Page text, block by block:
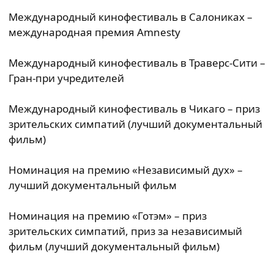
Международный кинофестиваль в Салониках –
международная премия Amnesty
Международный кинофестиваль в Траверс-Сити –
Гран-при учредителей
Международный кинофестиваль в Чикаго – приз
зрительских симпатий (лучший документальный
фильм)
Номинация на премию «Независимый дух» –
лучший документальный фильм
Номинация на премию «Готэм» – приз
зрительских симпатий, приз за независимый
фильм (лучший документальный фильм)